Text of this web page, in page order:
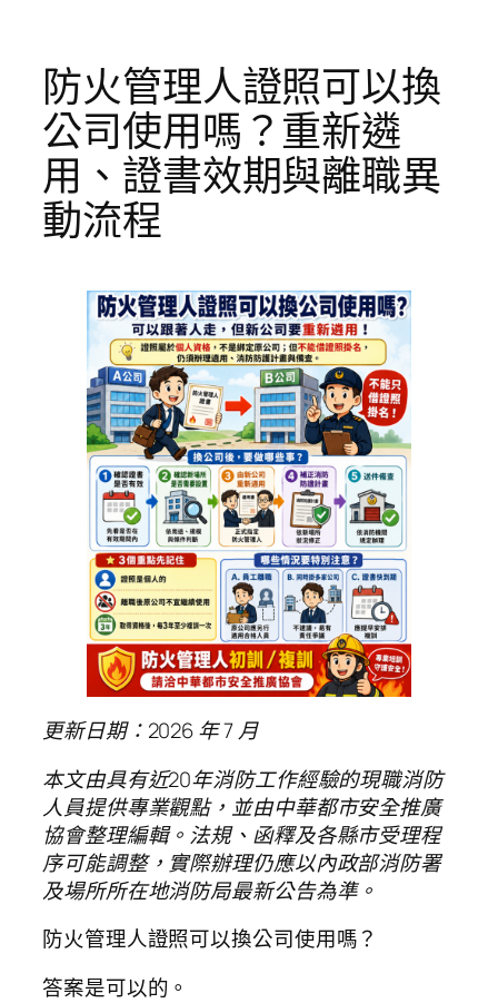
防火管理人證照可以換
公司使用嗎？重新遴
用、證書效期與離職異
動流程
更新日期：2026 年 7 月
本文由具有近20年消防工作經驗的現職消防
人員提供專業觀點，並由中華都市安全推廣
協會整理編輯。法規、函釋及各縣市受理程
序可能調整，實際辦理仍應以內政部消防署
及場所所在地消防局最新公告為準。
防火管理人證照可以換公司使用嗎？
答案是可以的。